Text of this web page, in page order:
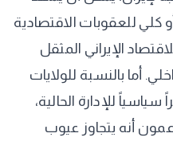
كلي للعقوبات الاقتصادية
الإيراني المثقل
أما بالنسبة للولايات
للإدارة الحالية،
أنه يتجاوز عيوب